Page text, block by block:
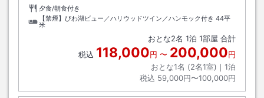
夕食/朝食付き
【禁煙】びわ湖ビュー／ハリウッドツイン／ハンモック付き 44平
米
おとな2名 1泊 1部屋 合計
税込 118,000円 〜 200,000円
おとな1名 (2名1室)｜ 1泊
税込 59,000円〜100,000円